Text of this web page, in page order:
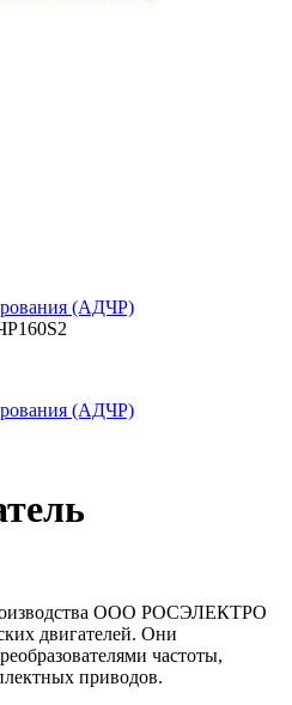
(АДЧР)
(АДЧР)
ООО РОСЭЛЕКТРО
двигателей. Они
частоты,
приводов.